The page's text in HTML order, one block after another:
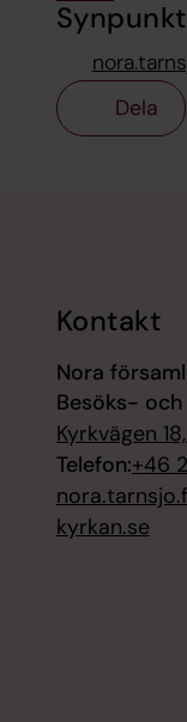
Dela
Kontakt
Nora
Besöks-
Kyrkvägen
Telefon:+46
kyrkan.se